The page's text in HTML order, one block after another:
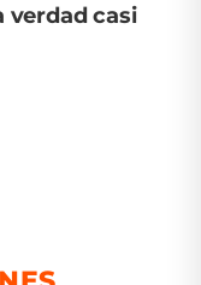
verdad casi